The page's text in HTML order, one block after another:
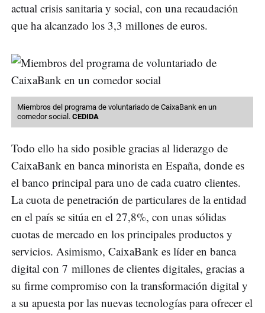
actual crisis sanitaria y social, con una recaudación
que ha alcanzado los 3,3 millones de euros.
Miembros del programa de voluntariado de CaixaBank en un
comedor social. CEDIDA
Todo ello ha sido posible gracias al liderazgo de
CaixaBank en banca minorista en España, donde es
el banco principal para uno de cada cuatro clientes.
La cuota de penetración de particulares de la entidad
en el país se sitúa en el 27,8%, con unas sólidas
cuotas de mercado en los principales productos y
servicios. Asimismo, CaixaBank es líder en banca
digital con 7 millones de clientes digitales, gracias a
su firme compromiso con la transformación digital y
a su apuesta por las nuevas tecnologías para ofrecer el